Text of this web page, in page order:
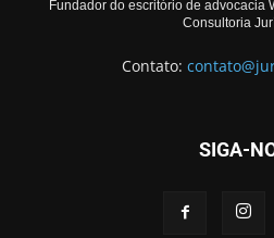
Fundador do escritório de advocacia
Consultoria
Contato:
SIGA-